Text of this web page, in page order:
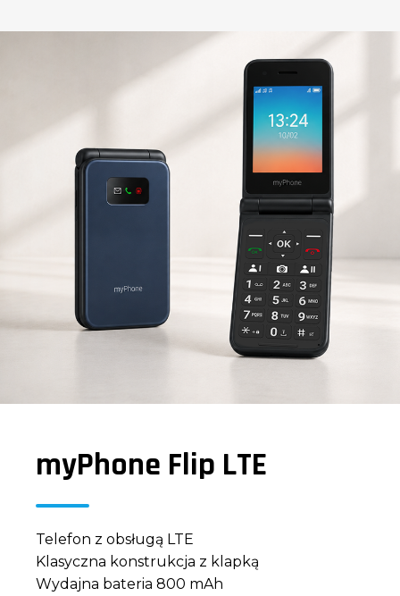
myPhone Flip LTE
Telefon z obsługą LTE
Klasyczna konstrukcja z klapką
Wydajna bateria 800 mAh